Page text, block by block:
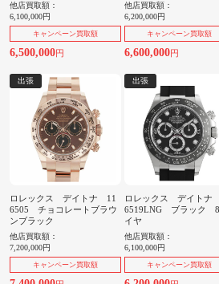
他店買取額：
6,100,000円
キャンペーン買取額
6,500,000円
他店買取額：
6,200,000円
キャンペーン買取額
6,600,000円
出張
ロレックス デイトナ 11
6505 チョコレートブラウ
ンブラック
他店買取額：
7,200,000円
キャンペーン買取額
出張
ロレックス デイトナ
6519LNG ブラック
イヤ
他店買取額：
6,100,000円
キャンペーン買取額